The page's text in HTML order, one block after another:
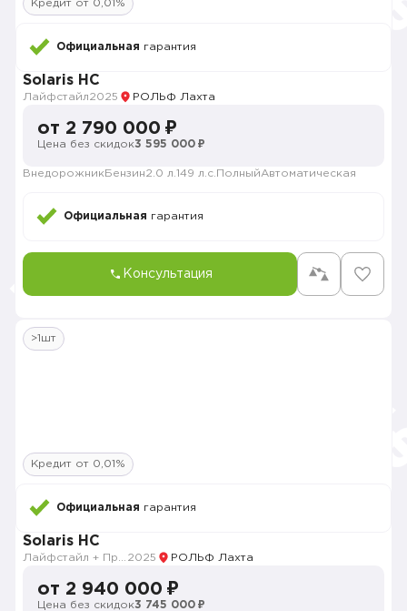
Кредит от 0,01%
Официальная гарантия
Solaris HC
Лайфстайл2025 РОЛЬФ Лахта
от 2 790 000 ₽
Цена без скидок3 595 000 ₽
Внедорожник Бензин2.0 л. 149 л.с. ПолныйАвтоматическая
Официальная гарантия
Консультация
>1шт
Кредит от 0,01%
Официальная гарантия
Solaris HC
2025 РОЛЬФ Лахта
от 2 940 000 ₽
Цена без скидок3 745 000 ₽